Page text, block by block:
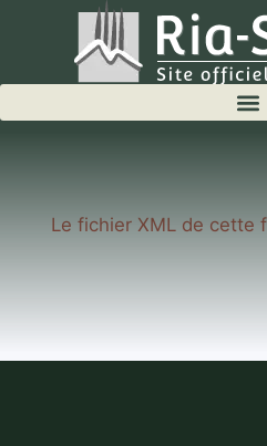
Le fichier XML de cette